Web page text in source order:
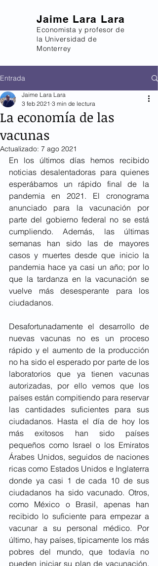
Jaime Lara Lara
Economista y profesor de
la Universidad de
Monterrey
Entrada
La economía de las
vacunas
Jaime Lara Lara
3 feb 2021 3 min de lectura
Actualizado: 7 ago 2021
En los últimos días hemos recibido
noticias desalentadoras para quienes
esperábamos un rápido final de la
pandemia en 2021. El cronograma
anunciado para la vacunación por
parte del gobierno federal no se está
cumpliendo. Además, las últimas
semanas han sido las de mayores
casos y muertes desde que inicio la
pandemia hace ya casi un año; por lo
que la tardanza en la vacunación se
vuelve más desesperante para los
ciudadanos.
Desafortunadamente el desarrollo de
nuevas vacunas no es un proceso
rápido y el aumento de la producción
no ha sido el esperado por parte de los
laboratorios que ya tienen vacunas
autorizadas, por ello vemos que los
países están compitiendo para reservar
las cantidades suficientes para sus
ciudadanos. Hasta el día de hoy los
más exitosos han sido países
pequeños como Israel o los Emiratos
Árabes Unidos, seguidos de naciones
ricas como Estados Unidos e Inglaterra
donde ya casi 1 de cada 10 de sus
ciudadanos ha sido vacunado. Otros,
como México o Brasil, apenas han
recibido lo suficiente para empezar a
vacunar a su personal médico. Por
último, hay países, típicamente los más
pobres del mundo, que todavía no
pueden iniciar su plan de vacunación.